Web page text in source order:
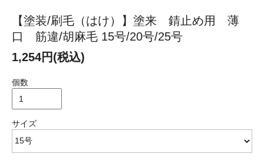
【塗装/刷毛（はけ）】塗来 錆止め用 薄
口 筋違/胡麻毛 15号/20号/25号
1,254円(税込)
個数
サイズ